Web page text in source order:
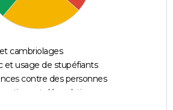
cambriolages
et usage de stupéfiants
contre des personnes
et dégradations